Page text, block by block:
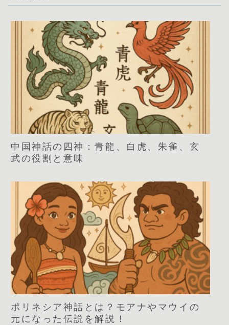
中国神話の四神：青龍、白虎、朱雀、玄
武の役割と意味
ポリネシア神話とは？モアナやマウイの
元になった伝説を解説！